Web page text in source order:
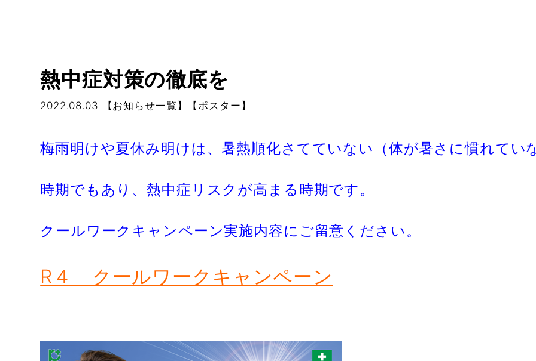
熱中症対策の徹底を
2022.08.03 【お知らせ一覧】【ポスター】
梅雨明けや夏休み明けは、暑熱順化さてていない（体が暑さに慣れてい
時期でもあり、熱中症リスクが高まる時期です。
クールワークキャンペーン実施内容にご留意ください。
R４ クールワークキャンペーン